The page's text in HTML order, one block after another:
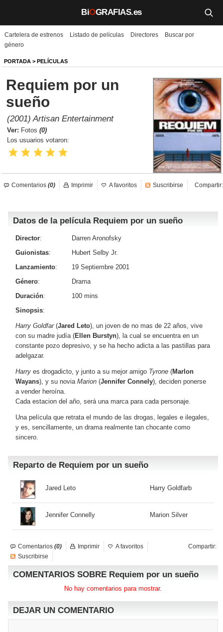
BiOGRAFIAS.es
Biografías
Películas
TV
Música
Un día como hoy
Videos
Iniciar sesión Crear cuenta
Cartelera de estrenos Listado de películas Directores
Buscar por
género
PORTADA > PELÍCULAS
Requiem por un
sueño
(2001) Artisan Entertainment
Ver: Fotos (0)
Los usuarios votaron:
Comentarios (0) Compartir:
Imprimir A favoritos Suscribirse
Datos de la película Requiem por un sueño
Director:
Darren Aronofsky
Guionistas:
Hubert Selby Jr.
Lanzamiento:
19 Septiembre 2001
Género:
Drama
Duración:
100 mins
Sinopsis:
Harry Goldfar (Jared Leto), un joven de no mas de 22 años, vive
con su madre judía (Ellen Burstyn), la cual se encuentra en un
constante pozo depresivo, y se ha hecho adicta a las pastillas para
adelgazar.
Harry es drogadicto, y junto a su mejor amigo Tyrone (Marlon
Wayans), y su novia Marion (Jennifer Connely), deciden ponerse
a vender heroína.
Cada estacion del año, será una marca para cada personaje.
Una película que retrata el mundo de las drogas, legales e ilegales,
y es, sencillamente, un drama realmente tan chocante como
sincero.
Reparto de Requiem por un sueño
Jared Leto Harry Goldfarb
Jennifer Connelly Marion Silver
Comentarios (0) Compartir:
Imprimir
A favoritos
Suscribirse
COMENTARIOS SOBRE Requiem por un sueño
No hay comentarios para mostrar.
DEJAR UN COMENTARIO